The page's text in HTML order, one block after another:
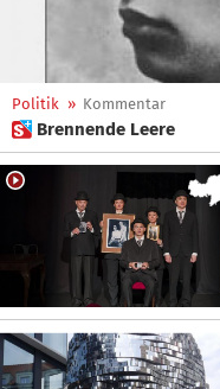
Politik » Kommentar
 Brennende Leere